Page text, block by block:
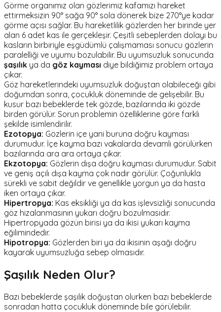
Görme organımız olan gözlerimiz kafamızı hareket
ettirmeksizin 90° sağa 90° sola dönerek bize 270°ye kadar
görme açısı sağlar. Bu hareketlilik gözlerden her birinde yer
alan 6 adet kas ile gerçekleşir. Çeşitli sebeplerden dolayı bu
kasların birbiriyle eşgüdümlü çalışmaması sonucu gözlerin
paralelliği ve uyumu bozulabilir. Bu uyumsuzluk sonucunda
şaşılık ya da göz kayması diye bildiğimiz problem ortaya
çıkar.
Göz hareketlerindeki uyumsuzluk doğuştan olabileceği gibi
doğumdan sonra, çocukluk döneminde de gelişebilir. Bu
kusur bazı bebeklerde tek gözde, bazılarında iki gözde
birden görülür. Sorun problemin özelliklerine göre farklı
şekilde isimlendirilir.
Ezotopya: Gözlerin içe yani buruna doğru kayması
durumudur. İçe kayma bazı vakalarda devamlı görülürken
bazılarında ara ara ortaya çıkar.
Ekzotopya: Gözlerin dışa doğru kayması durumudur. Sabit
ve geniş açılı dışa kayma çok nadir görülür. Çoğunlukla
sürekli ve sabit değildir ve genellikle yorgun ya da hasta
iken ortaya çıkar.
Hipertropya: Kas eksikliği ya da kas işlevsizliği sonucunda
göz hizalanmasının yukarı doğru bozulmasıdır.
Hipertropyada gözün birisi ya da ikisi yukarı kayma
eğilimindedir.
Hipotropya: Gözlerden biri ya da ikisinin aşağı doğru
kayarak uyumsuzluğa sebep olmasıdır.
Şaşılık Neden Olur?
Bazı bebeklerde şaşılık doğuştan olurken bazı bebeklerde
sonradan hatta çocukluk döneminde bile görülebilir.